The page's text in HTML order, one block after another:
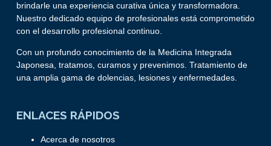
brindarle una experiencia curativa única y transformadora.
Nuestro dedicado equipo de profesionales está comprometido
con el desarrollo profesional continuo.
Con un profundo conocimiento de la Medicina Integrada
Japonesa, tratamos, curamos y prevenimos. Tratamiento de
una amplia gama de dolencias, lesiones y enfermedades.
ENLACES RÁPIDOS
Acerca de nosotros